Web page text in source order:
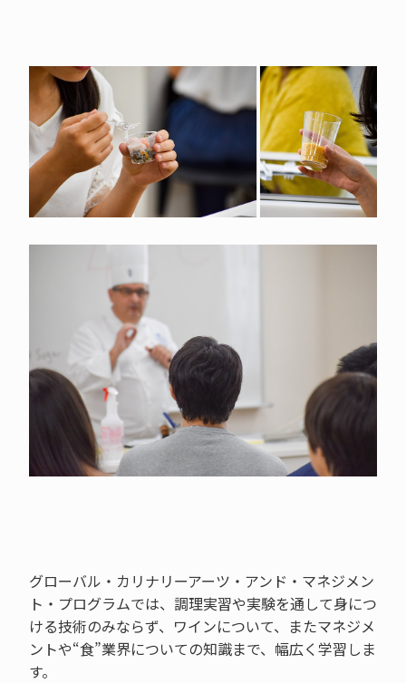
グローバル・カリナリーアーツ・アンド・マネジメン
ト・プログラムでは、調理実習や実験を通して身につ
ける技術のみならず、ワインについて、またマネジメ
ントや“食”業界についての知識まで、幅広く学習しま
す。